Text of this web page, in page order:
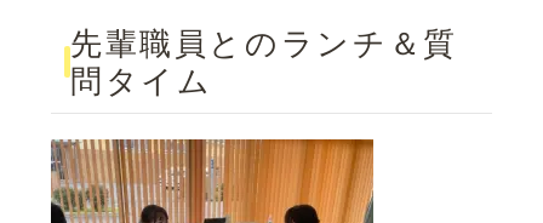
先輩職員とのランチ＆質
問タイム